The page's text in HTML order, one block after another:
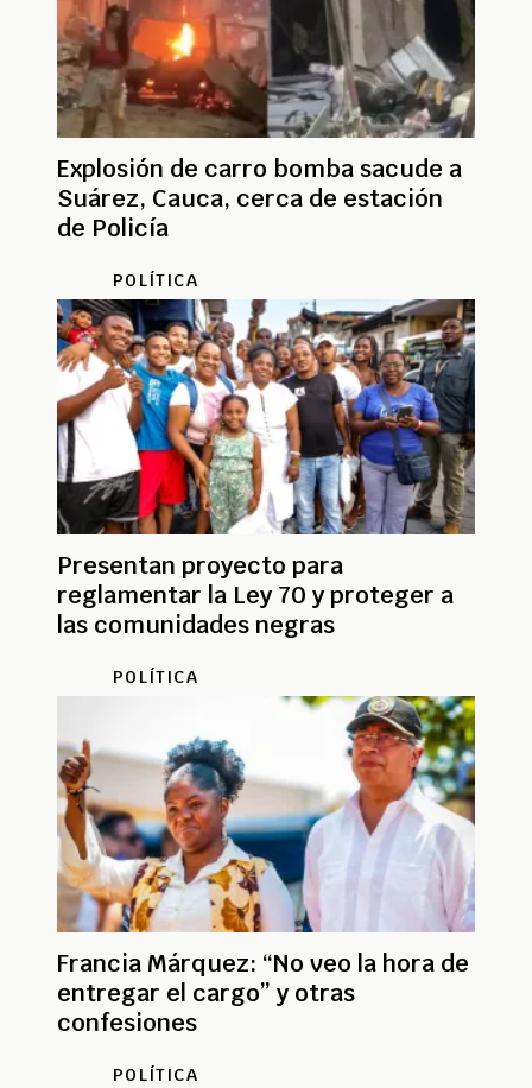
Explosión de carro bomba sacude a
Suárez, Cauca, cerca de estación
de Policía
POLÍTICA
Presentan proyecto para
reglamentar la Ley 70 y proteger a
las comunidades negras
POLÍTICA
Francia Márquez: “No veo la hora de
entregar el cargo” y otras
confesiones
POLÍTICA